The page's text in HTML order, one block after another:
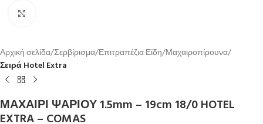
Αρχική σελίδα Σερβίρισμα Επιτραπέζια Είδη Μαχαιροπίρουνα
Σειρά Hotel Extra
ΜΑΧΑΙΡΙ ΨΑΡΙΟΥ 1.5mm – 19cm 18/0 HOTEL
EXTRA – COMAS